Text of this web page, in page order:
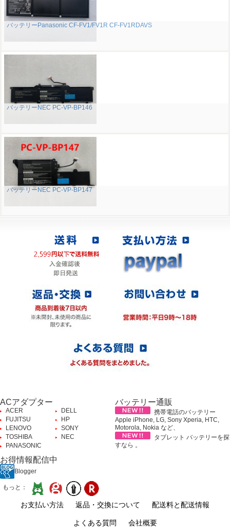
バッテリーPanasonic CF-FV1/FV1R CF-FV1RDAVS
バッテリーNEC PC-VP-BP146
バッテリーNEC PC-VP-BP147
ACアダプター
ACER
DELL
FUJITSU
HP
LENOVO
SONY
TOSHIBA
NEC
PANASONIC
バッテリー通販
携帯電話のバッテリー
Apple iPhone, LG, Sony Xperia, HTC,
Motorola, Nokia など、
タブレット バッテリーを探
すなら 。
お得情報配信中
Blogger
もっと：
お支払い方法 返品・交換について 配送料と配送情報
よくある質問 会社概要